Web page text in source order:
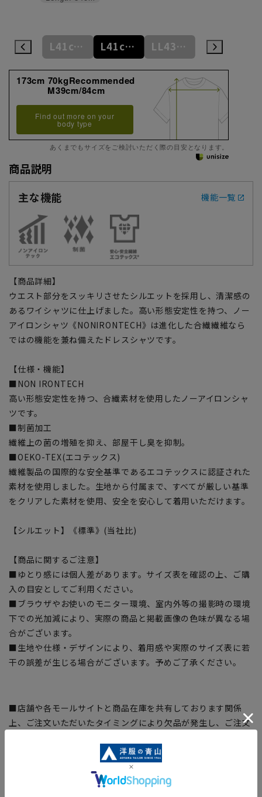
L41cm/84cm L41cm/86cm L41cm/88cm LL43cm/82cm
173cm 70kgRecommended
M39cm/84cm
Find out more on your
body type
あくまでもサイズをご検討いただく際の目安となります。
商品説明
主な機能
機能一覧
【商品詳細】
ウエスト部分をスッキリさせたシルエットを採用し、清潔感の
あるワイシャツに仕上げました。高い形態安定性を持つ、ノー
アイロンシャツ《NONIRONTECH》は進化した合繊繊維なら
ではの機能を兼ね備えたドレスシャツです。
【仕様・機能】
■NON IRONTECH
高い形態安定性を持つ、合繊素材を使用したノーアイロンシャ
ツです。
■制菌加工
繊維上の菌の増殖を抑え、部屋干し臭を抑制。
■OEKO-TEX(エコテックス)
繊維製品の国際的な安全基準であるエコテックスに認証された
素材を使用しました。生地から付属まで、すべてが厳しい基準
をクリアした素材を使用、安全を安心して着用いただけます。
【シルエット】《標準》(当社比)
【商品に関するご注意】
■ゆとり感には個人差があります。サイズ表を確認の上、ご購
入の目安としてご利用ください。
■ブラウザやお使いのモニター環境、室内外等の撮影時の環境
下での光加減により、実際の商品と掲載画像の色味が異なる場
合がございます。
■生地や仕様・デザインにより、着用感や実際のサイズ表に若
干の誤差が生じる場合がございます。予めご了承ください。
■店舗や各モールサイトと商品在庫を共有しております関係
上、ご注文いただいたタイミングにより欠品が発生し、ご注文
急ぎ発送のご注文につきましても、ご注文のタイミングによっ
てはお急ぎ発送サービスを選択できない場合がございます。)